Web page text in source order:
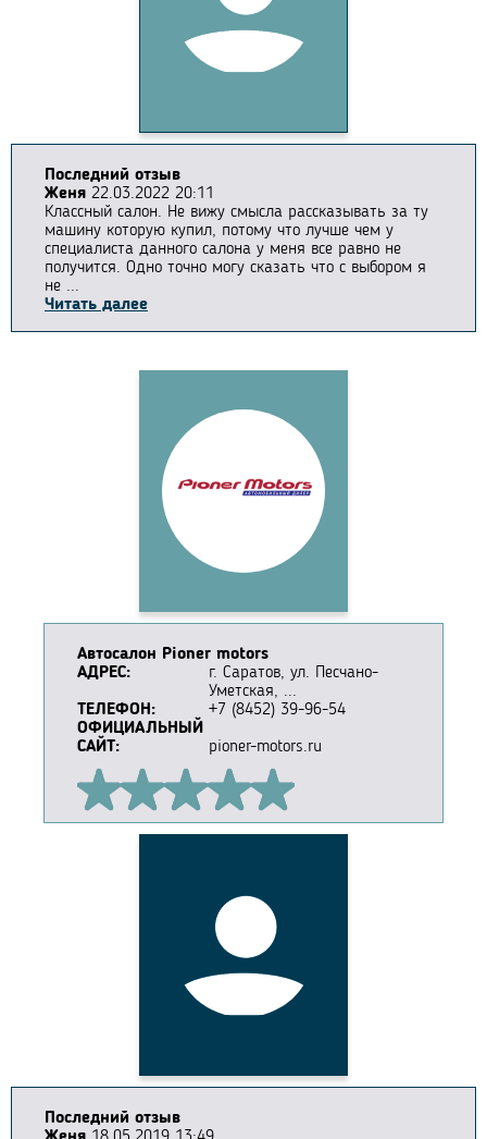
Последний отзыв
Женя 22.03.2022 20:11
Классный салон. Не вижу смысла рассказывать за ту
машину которую купил, потому что лучше чем у
специалиста данного салона у меня все равно не
получится. Одно точно могу сказать что с выбором я
не ...
Читать далее
Автосалон Pioner motors
АДРЕС:
г. Саратов, ул. Песчано-
Уметская, ...
ТЕЛЕФОН:
+7 (8452) 39-96-54
ОФИЦИАЛЬНЫЙ
САЙТ:
pioner-motors.ru
Последний отзыв